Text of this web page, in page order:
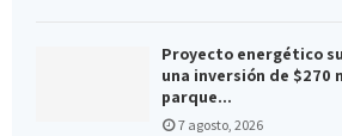
Proyecto energético
una inversión de $270
parque...
7 agosto, 2026